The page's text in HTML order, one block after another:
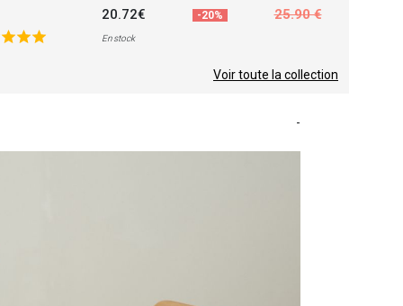
20.72€ -20% 25.90 €
En stock
Voir toute la collection
-